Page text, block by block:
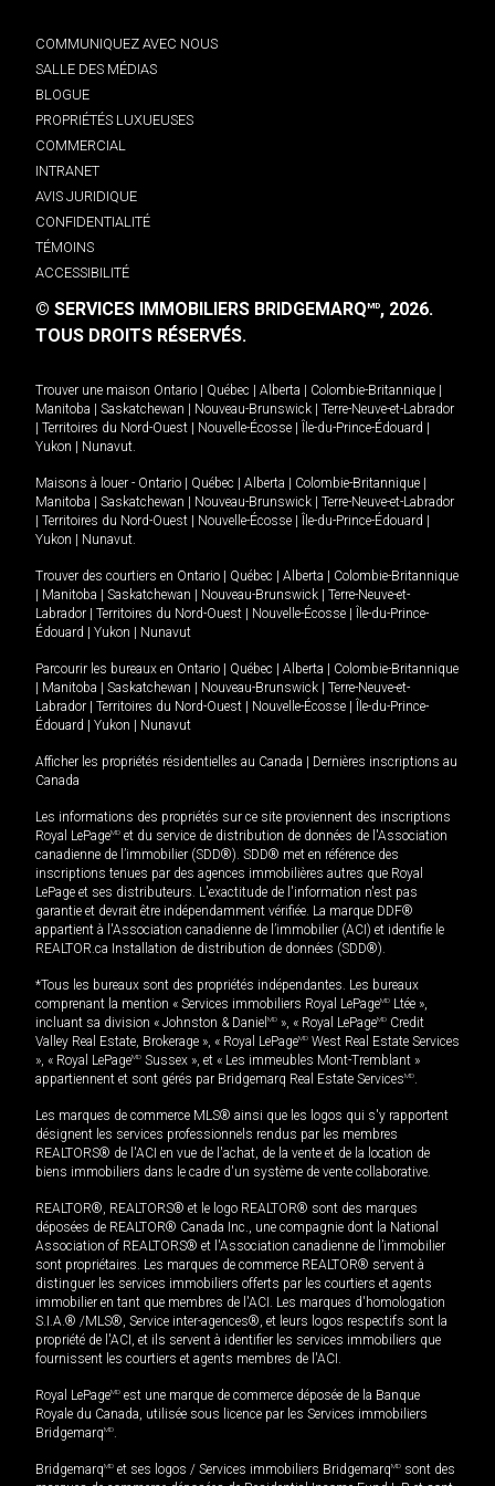
COMMUNIQUEZ AVEC NOUS
SALLE DES MÉDIAS
BLOGUE
PROPRIÉTÉS LUXUEUSES
COMMERCIAL
INTRANET
AVIS JURIDIQUE
CONFIDENTIALITÉ
TÉMOINS
ACCESSIBILITÉ
© SERVICES IMMOBILIERS BRIDGEMARQMD, 2026.
TOUS DROITS RÉSERVÉS.
Trouver une maison Ontario Québec Alberta Colombie-Britannique
Manitoba
Saskatchewan Nouveau-Brunswick
Terre-Neuve-et-Labrador
Territoires du Nord-Ouest Nouvelle-Écosse Île-du-Prince-Édouard
Yukon
Nunavut.
Maisons à louer - Ontario Québec Alberta Colombie-Britannique
Manitoba
Saskatchewan Nouveau-Brunswick
Terre-Neuve-et-Labrador
Territoires du Nord-Ouest Nouvelle-Écosse Île-du-Prince-Édouard
Yukon
Nunavut.
Trouver des courtiers en Ontario Québec Alberta
Colombie-Britannique
Manitoba Saskatchewan Nouveau-Brunswick
Terre-Neuve-et-
Labrador
Territoires du Nord-Ouest Nouvelle-Écosse
Île-du-Prince-
Édouard
Yukon Nunavut
Parcourir les bureaux en Ontario Québec Alberta
Colombie-Britannique
Manitoba Saskatchewan Nouveau-Brunswick
Terre-Neuve-et-
Labrador
Territoires du Nord-Ouest Nouvelle-Écosse
Île-du-Prince-
Édouard
Yukon Nunavut
Afficher les propriétés résidentielles au Canada
Dernières inscriptions au
Canada
Les informations des propriétés sur ce site proviennent des inscriptions
Royal LePageMD et du service de distribution de données de l'Association
canadienne de l’immobilier (SDD®). SDD® met en référence des
inscriptions tenues par des agences immobilières autres que Royal
LePage et ses distributeurs. L'exactitude de l'information n'est pas
garantie et devrait être indépendamment vérifiée. La marque DDF®
appartient à l'Association canadienne de l’immobilier (ACI) et identifie le
REALTOR.ca Installation de distribution de données (SDD®).
*Tous les bureaux sont des propriétés indépendantes. Les bureaux
comprenant la mention « Services immobiliers Royal LePageMD Ltée »,
incluant sa division « Johnston & Daniel MD », « Royal LePageMD Credit
Valley Real Estate, Brokerage », « Royal LePageMD West Real Estate Services
», « Royal LePageMD Sussex », et « Les immeubles Mont-Tremblant »
appartiennent et sont gérés par Bridgemarq Real Estate ServicesMD.
Les marques de commerce MLS® ainsi que les logos qui s'y rapportent
désignent les services professionnels rendus par les membres
REALTORS® de l'ACI en vue de l'achat, de la vente et de la location de
biens immobiliers dans le cadre d'un système de vente collaborative.
REALTOR®, REALTORS® et le logo REALTOR® sont des marques
déposées de REALTOR® Canada Inc., une compagnie dont la National
Association of REALTORS® et l'Association canadienne de l’immobilier
sont propriétaires. Les marques de commerce REALTOR® servent à
distinguer les services immobiliers offerts par les courtiers et agents
immobilier en tant que membres de l'ACI. Les marques d'homologation
S.I.A.® /MLS®, Service inter-agences®, et leurs logos respectifs sont la
propriété de l'ACI, et ils servent à identifier les services immobiliers que
fournissent les courtiers et agents membres de l'ACI.
Royal LePageMD est une marque de commerce déposée de la Banque
Royale du Canada, utilisée sous licence par les Services immobiliers
BridgemarqMD.
BridgemarqMD et ses logos / Services immobiliers BridgemarqMD sont des